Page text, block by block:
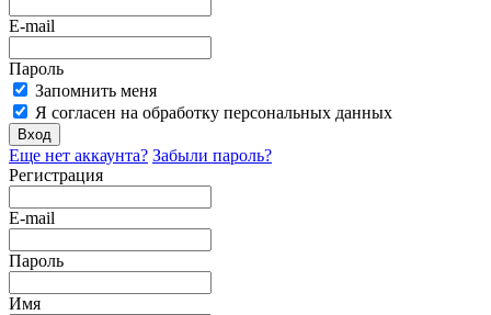
E-mail
Пароль
Запомнить меня
Я согласен на обработку персональных данных
Вход
Еще нет аккаунта? Забыли пароль?
Регистрация
E-mail
Пароль
Имя